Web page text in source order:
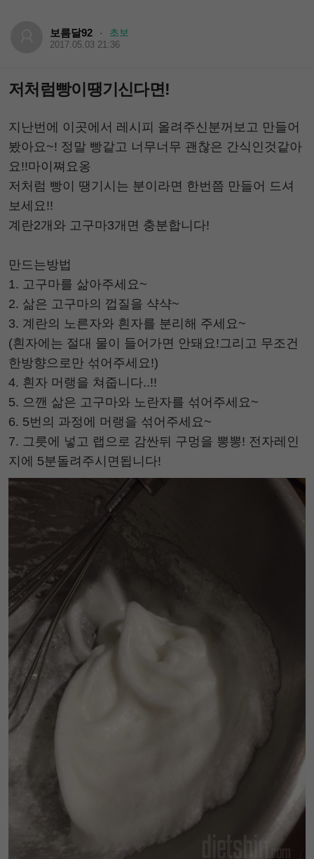
보름달92 · 초보
2017.05.03 21:36
저처럼빵이땡기신다면!
지난번에 이곳에서 레시피 올려주신분꺼보고 만들어
봤아요~! 정말 빵같고 너무너무 괜찮은 간식인것같아
요!!마이쪄요옹
저처럼 빵이 땡기시는 분이라면 한번쯤 만들어 드셔
보세요!!
계란2개와 고구마3개면 충분합니다!
만드는방법
1. 고구마를 삶아주세요~
2. 삶은 고구마의 껍질을 샥샥~
3. 계란의 노른자와 흰자를 분리해 주세요~
(흰자에는 절대 물이 들어가면 안돼요!그리고 무조건
한방향으로만 섞어주세요!)
4. 흰자 머랭을 쳐줍니다..!!
5. 으깬 삶은 고구마와 노란자를 섞어주세요~
6. 5번의 과정에 머랭을 섞어주세요~
7. 그릇에 넣고 랩으로 감싼뒤 구멍을 뽕뽕! 전자레인
지에 5분돌려주시면됩니다!